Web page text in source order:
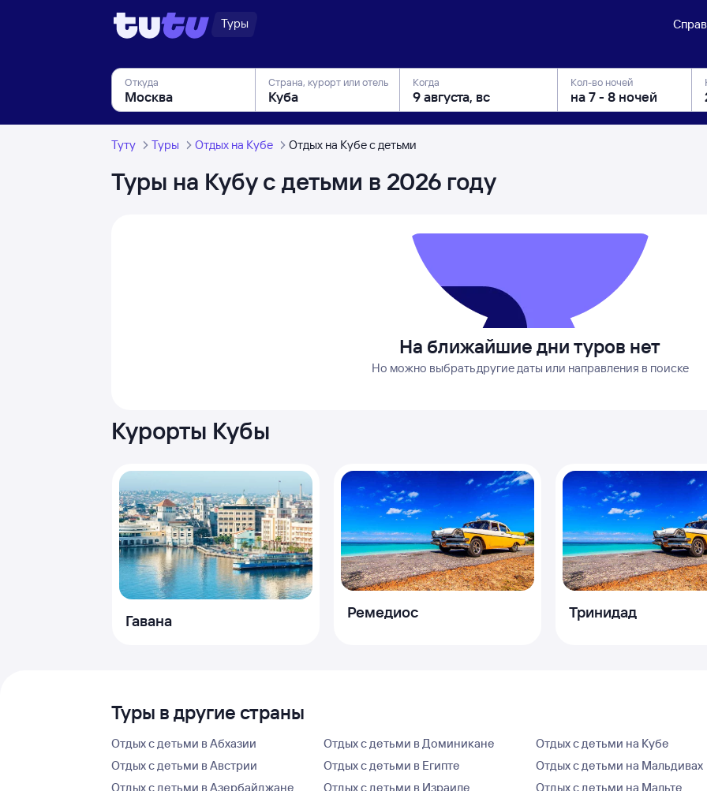
Туры
Откуда Страна, курорт или отель Когда Кол-во ночей
Туту Туры Отдых на Кубе Отдых на Кубе с детьми
Туры на Кубу с детьми в 2026 году
На ближайшие дни туров нет
Но можно выбрать другие даты или направления в поиске
Курорты Кубы
Гавана Ремедиос Тринидад
Туры в другие страны
Отдых с детьми в Абхазии
Отдых с детьми в Австрии
Отдых с детьми в Азербайджане
Отдых с детьми в Доминикане
Отдых с детьми в Египте
Отдых с детьми в Израиле
Отдых с детьми на Кубе
Отдых с детьми на Мальдивах
Отдых с детьми на Мальте